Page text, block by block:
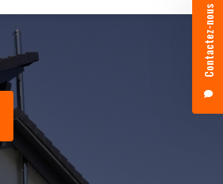
Contactez-nous